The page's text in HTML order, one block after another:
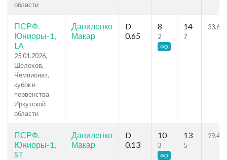
области
ПСРФ.
Юниоры-1,
LA
25.01.2026,
Шелехов,
Чемпионат,
кубок и
первенства
Иркутской
области
Даниленко
Макар
D
0.65
8
2
ФО
14
7
33.65
ПСРФ.
Юниоры-1,
ST
Даниленко
Макар
D
0.13
10
3
ФО
13
5
29.44